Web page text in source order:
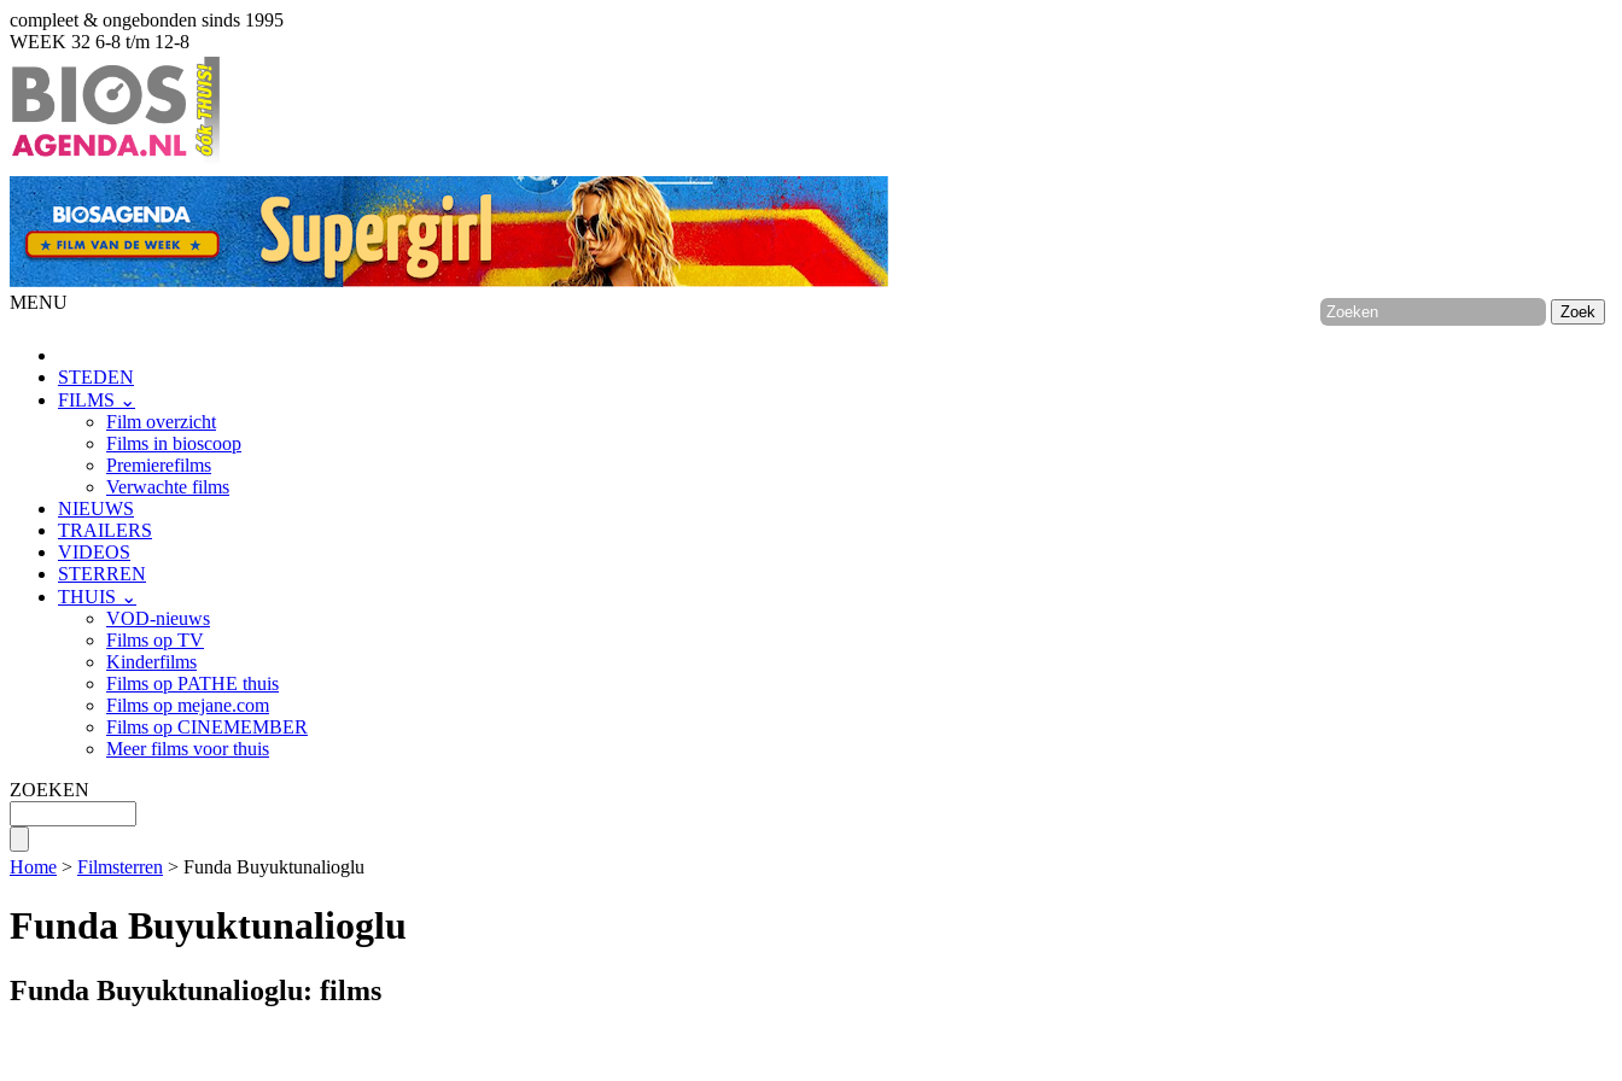
compleet & ongebonden sinds 1995
WEEK 32 6-8 t/m 12-8
MENU
STEDEN
FILMS ⌄
Film overzicht
Films in bioscoop
Premierefilms
Verwachte films
NIEUWS
TRAILERS
VIDEOS
STERREN
THUIS ⌄
VOD-nieuws
Films op TV
Kinderfilms
Films op PATHE thuis
Films op mejane.com
Films op CINEMEMBER
Meer films voor thuis
ZOEKEN
Home > Filmsterren > Funda Buyuktunalioglu
Funda Buyuktunalioglu
Funda Buyuktunalioglu: films